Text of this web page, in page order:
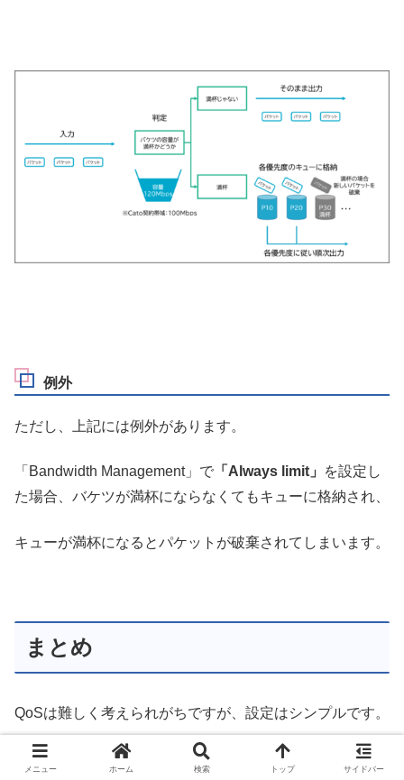
例外
ただし、上記には例外があります。
「Bandwidth Management」で 「Always limit」
を設定し
た場合、バケツが満杯にならなくてもキューに格納され、
キューが満杯になるとパケットが破棄されてしまいます。
まとめ
QoSは難しく考えられがちですが、設定はシンプルです。
帯域を有効活用するためには必須な機能になりますので、
メニュー ホーム 検索 トップ サイドバー